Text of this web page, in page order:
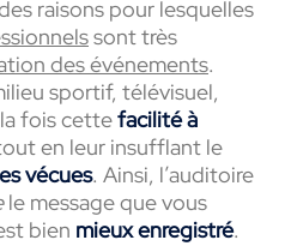
raisons pour lesquelles
sont très
des événements.
sportif, télévisuel,
fois cettefacilité à
en leur insufflant le
vécues. Ainsi, l’auditoire
le message que vous
bien mieux enregistré.